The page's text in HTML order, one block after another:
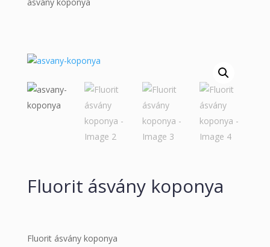
Fluorit ásvány koponya
Fluorit ásvány koponya